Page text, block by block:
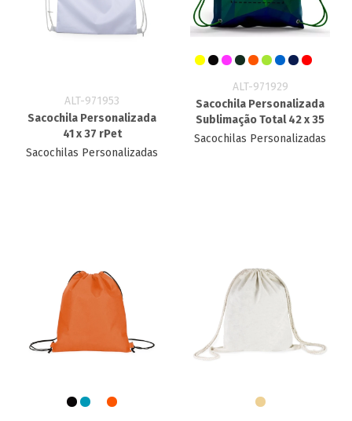
ALT-971953
Sacochila Personalizada
41 x 37 rPet
Sacochilas Personalizadas
ALT-971929
Sacochila Personalizada​
Sublimação Total 42 x 35
Sacochilas Personalizadas